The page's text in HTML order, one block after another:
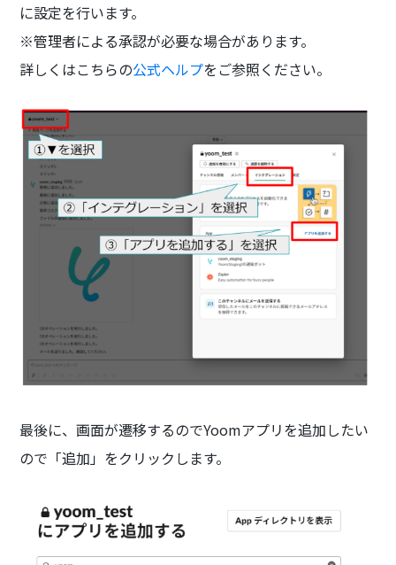
に設定を行います。
※管理者による承認が必要な場合があります。
詳しくはこちらの公式ヘルプをご参照ください。
最後に、画面が遷移するのでYoomアプリを追加したい
ので「追加」をクリックします。